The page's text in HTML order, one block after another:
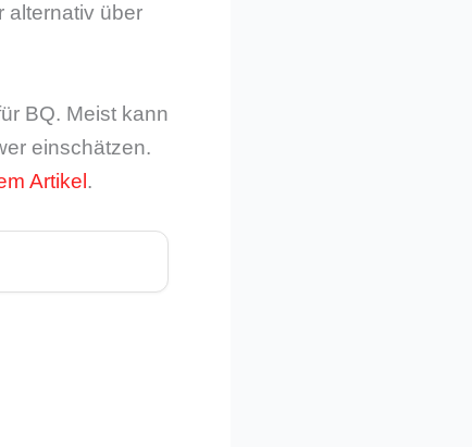
alternativ über
BQ. Meist kann
einschätzen.
Artikel.